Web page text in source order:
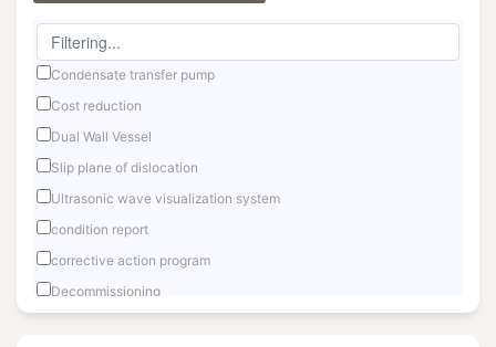
Condensate transfer pump
Cost reduction
Dual Wall Vessel
Slip plane of dislocation
Ultrasonic wave visualization system
condition report
corrective action program
Decommissioning